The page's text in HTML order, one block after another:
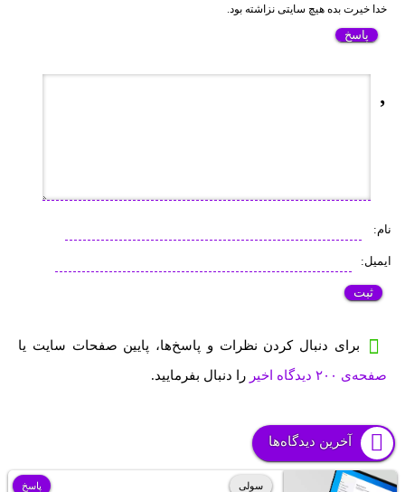
خدا خیرت بده هیچ سایتی نزاشته بود.
پاسخ
نام:
ایمیل:
برای دنبال کردن نظرات و پاسخ‌ها، پایین صفحات سایت یا
صفحه‌ی ۲۰۰ دیدگاه اخیر را دنبال بفرمایید.
آخرین دیدگاه‌ها
سولی پاسخ